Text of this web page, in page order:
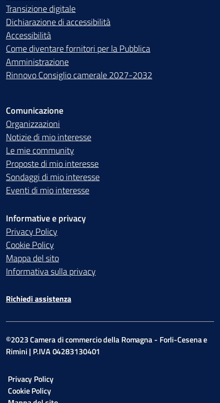
Transizione digitale
Dichiarazione di accessibilità
Accessibilità
Come diventare fornitori per la Pubblica
Amministrazione
Rinnovo Consiglio camerale 2027-2032
Comunicazione
Organizzazioni
Notizie di mio interesse
Le mie community
Proposte di mio interesse
Sondaggi di mio interesse
Eventi di mio interesse
Informative e privacy
Privacy Policy
Cookie Policy
Mappa del sito
Informativa sulla privacy
Richiedi assistenza
©2023 Camera di commercio della Romagna - Forli-Cesena e
Rimini | P.IVA 04283130401
Privacy Policy
Cookie Policy